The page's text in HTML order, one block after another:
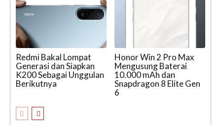
Redmi Bakal Lompat
Generasi dan Siapkan
K200 Sebagai Unggulan
Berikutnya
Honor Win 2 Pro Max
Mengusung Baterai
10.000 mAh dan
Snapdragon 8 Elite Gen
6